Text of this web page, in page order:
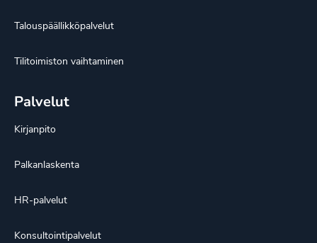
Talouspäällikköpalvelut
Tilitoimiston vaihtaminen
Palvelut
Kirjanpito
Palkanlaskenta
HR-palvelut
Konsultointipalvelut